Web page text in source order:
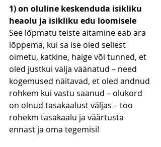
1) on oluline keskenduda isikliku
heaolu ja isikliku edu loomisele
See lõpmatu teiste aitamine eab ära
lõppema, kui sa ise oled sellest
oimetu, katkine, haige või tunned, et
oled justkui välja väänatud – need
kogemused näitavad, et oled andnud
rohkem kui vastu saanud – olukord
on olnud tasakaalust väljas – too
rohekm tasakaalu ja väärtusta
ennast ja oma tegemisi!